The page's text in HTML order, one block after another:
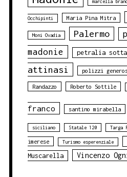
marcella
Occhipinti Maria Pina Mitra
Moni Ovadia Palermo
madonie
petralia
attinasi
polizzi
Randazzo Roberto Sottile
franco santino mirabella
siciliano Statale 120 Targa
imerese Turismo esperenziale
Muscarella
Vincenzo